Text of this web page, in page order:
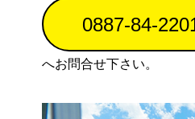
0887-84-
へお問合せ下さい。